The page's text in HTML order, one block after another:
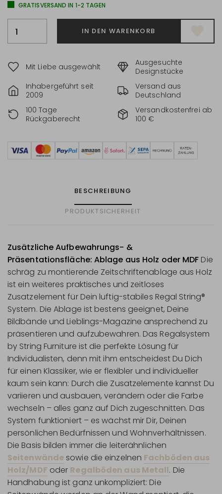
GRATISVERSAND IN 1-2 TAGEN
IN DEN WARENKORB
Mit Liebe ausgewählt
Ausgesuchte
Designstücke
Inhabergeführt seit
2009
Versand aus
Deutschland
100 Tage
Rückgaberecht
Versandkostenfrei ab
100 €
BESCHREIBUNG
PRODUKTSICHERHEIT
Zusätzliche Aufbewahrungs- &
Präsentationsfläche: Ablage aus Holz oder MDF Die
schräg zu montierende Zeitschriftenablage aus Holz
ist ein weiteres praktisches und zeitloses
Zusatzelement für Dein luftig-stabiles Regal String®
System. Die Ablage ist bestens geeignet, Deine
Bildbände und Lieblings-Magazine ansprechend zu
präsentieren und aufzubewahren. Das Regalsystem
by String Furniture ist die perfekte Lösung für
Individualisten, denn mit ihm entscheidest Du Dich
für einen Klassiker, wie er flexibler und individueller
kaum sein kann: Durch die Zusatzelemente kannst Du
variieren und ausbauen, verändern oder die Farbe
wechseln – alles ganz auf Dich zugeschnitten. Das
System funktioniert – es wächst mir Dir, Deinen
persönlichen Bedürfnissen und Wohnverhältnissen.
Die Basis bilden immer die leiterähnlichen
Seitenwände sowie die einzelnen Fachböden aus
Holz/MDF oder Regalböden aus Metall. Die
Handhabung ist ganz unkompliziert: Die